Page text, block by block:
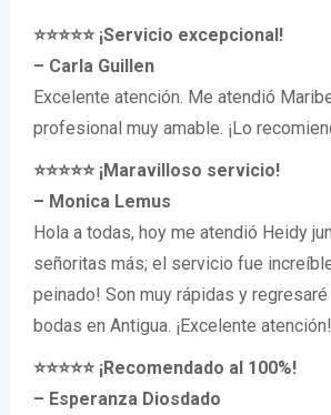
⭐️⭐️⭐️⭐️⭐️ ¡Servicio excepcional!
– Carla Guillen
Excelente atención. Me atendió
profesional muy amable. ¡Lo
⭐️⭐️⭐️⭐️⭐️ ¡Maravilloso servicio!
– Monica Lemus
Hola a todas, hoy me atendió Heidy
señoritas más; el servicio fue
peinado! Son muy rápidas y regresaré
bodas en Antigua. ¡Excelente atención!
⭐️⭐️⭐️⭐️⭐️ ¡Recomendado al 100%!
– Esperanza Diosdado